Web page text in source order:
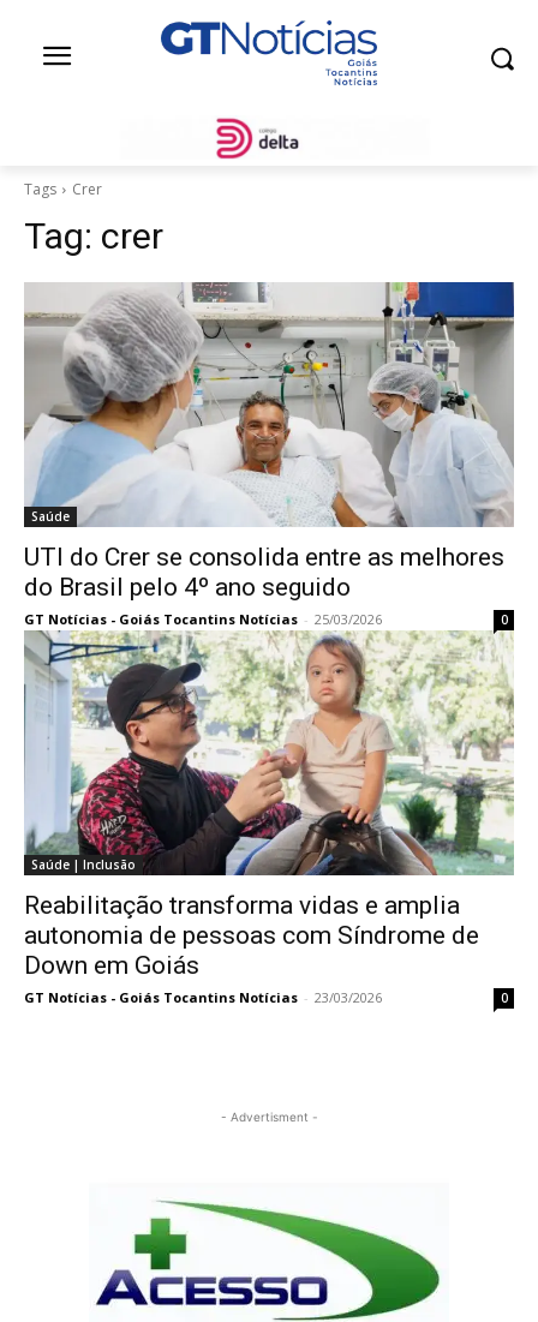
Tags Crer
Tag: crer
Saúde
UTI do Crer se consolida entre as melhores
do Brasil pelo 4º ano seguido
GT Notícias - Goiás Tocantins Notícias - 25/03/2026 0
Saúde | Inclusão
Reabilitação transforma vidas e amplia
autonomia de pessoas com Síndrome de
Down em Goiás
GT Notícias - Goiás Tocantins Notícias - 23/03/2026 0
- Advertisment -